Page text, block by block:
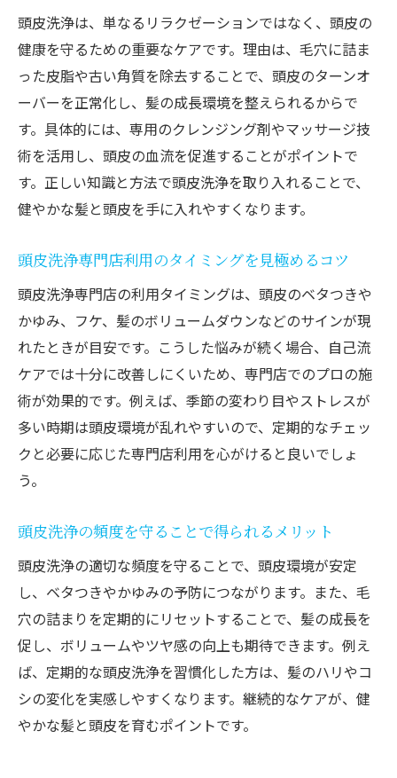
頭皮洗浄は、単なるリラクゼーションではなく、頭皮の
健康を守るための重要なケアです。理由は、毛穴に詰ま
った皮脂や古い角質を除去することで、頭皮のターンオ
ーバーを正常化し、髪の成長環境を整えられるからで
す。具体的には、専用のクレンジング剤やマッサージ技
術を活用し、頭皮の血流を促進することがポイントで
す。正しい知識と方法で頭皮洗浄を取り入れることで、
健やかな髪と頭皮を手に入れやすくなります。
頭皮洗浄専門店利用のタイミングを見極めるコツ
頭皮洗浄専門店の利用タイミングは、頭皮のベタつきや
かゆみ、フケ、髪のボリュームダウンなどのサインが現
れたときが目安です。こうした悩みが続く場合、自己流
ケアでは十分に改善しにくいため、専門店でのプロの施
術が効果的です。例えば、季節の変わり目やストレスが
多い時期は頭皮環境が乱れやすいので、定期的なチェッ
クと必要に応じた専門店利用を心がけると良いでしょ
う。
頭皮洗浄の頻度を守ることで得られるメリット
頭皮洗浄の適切な頻度を守ることで、頭皮環境が安定
し、ベタつきやかゆみの予防につながります。また、毛
穴の詰まりを定期的にリセットすることで、髪の成長を
促し、ボリュームやツヤ感の向上も期待できます。例え
ば、定期的な頭皮洗浄を習慣化した方は、髪のハリやコ
シの変化を実感しやすくなります。継続的なケアが、健
やかな髪と頭皮を育むポイントです。